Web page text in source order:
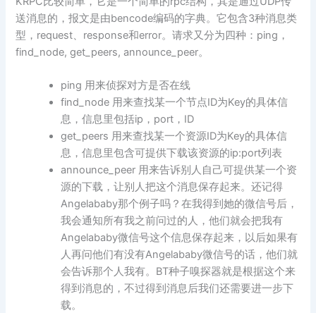
送消息的，报文是由bencode编码的字典。它包含3种消息类
型，request、response和error。请求又分为四种：ping，
find_node, get_peers, announce_peer。
ping 用来侦探对方是否在线
find_node 用来查找某一个节点ID为Key的具体信
息，信息里包括ip，port，ID
get_peers 用来查找某一个资源ID为Key的具体信
息，信息里包含可提供下载该资源的ip:port列表
announce_peer 用来告诉别人自己可提供某一个资
源的下载，让别人把这个消息保存起来。还记得
Angelababy那个例子吗？在我得到她的微信号后，
我会通知所有我之前问过的人，他们就会把我有
Angelababy微信号这个信息保存起来，以后如果有
人再问他们有没有Angelababy微信号的话，他们就
会告诉那个人我有。BT种子嗅探器就是根据这个来
得到消息的，不过得到消息后我们还需要进一步下
载。